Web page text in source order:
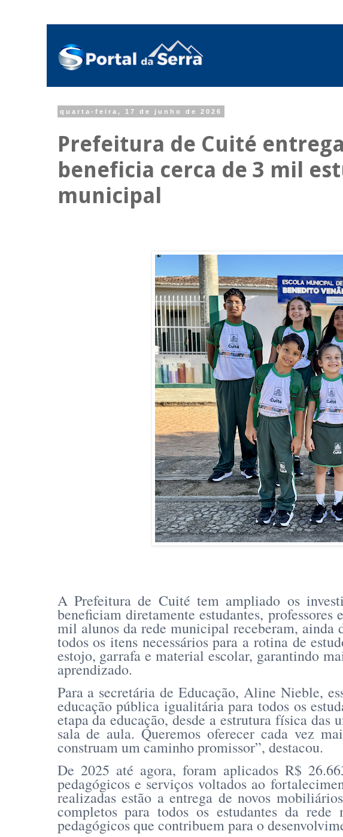
quarta-feira, 17 de junho de 2026
Prefeitura de Cuité
beneficia cerca de 3 mil
municipal
A Prefeitura de Cuité tem ampliado os
beneficiam diretamente estudantes,
mil alunos da rede municipal receberam,
todos os itens necessários para a rotina de
estojo, garrafa e material escolar, garantindo
aprendizado.
Para a secretária de Educação, Aline Nieble,
educação pública igualitária para todos os
etapa da educação, desde a estrutura física das
sala de aula. Queremos oferecer cada vez
construam um caminho promissor”, destacou.
De 2025 até agora, foram aplicados R$
pedagógicos e serviços voltados ao
realizadas estão a entrega de novos
completos para todos os estudantes da
pedagógicos que contribuem para o